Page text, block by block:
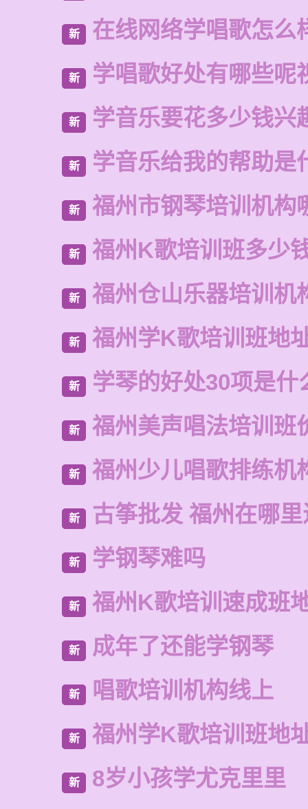
新 在线网络学唱歌怎么
新 学唱歌好处有哪些呢
新 学音乐要花多少钱兴
新 学音乐给我的帮助是
新 福州市钢琴培训机构
新 福州K歌培训班多少
新 福州仓山乐器培训机
新 福州学K歌培训班地
新 学琴的好处30项是什
新 福州美声唱法培训班
新 福州少儿唱歌排练机
新 古筝批发 福州在哪
新 学钢琴难吗
新 福州K歌培训速成班
新 成年了还能学钢琴
新 唱歌培训机构线上
新 福州学K歌培训班地
新 8岁小孩学尤克里里